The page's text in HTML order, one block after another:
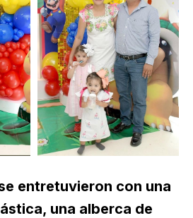
entretuvieron con una
una alberca de